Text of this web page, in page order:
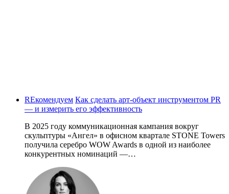
REкомендуем Как сделать арт-объект инструментом PR
— и измерить его эффективность
В 2025 году коммуникационная кампания вокруг
скульптуры «Ангел» в офисном квартале STONE Towers
получила серебро WOW Awards в одной из наиболее
конкурентных номинаций —…